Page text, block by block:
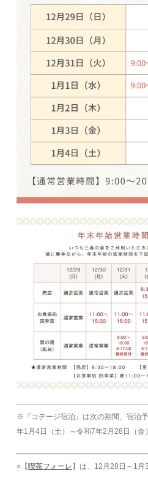
※『コテージ宿泊』は次の期間、宿
年1月4日（土）～令和7年2月28日（金）
○【喫茶フォーレ】は、12月28日～1月